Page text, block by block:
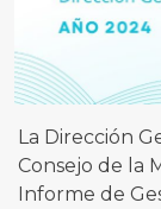
La Dirección
Consejo de la
Informe de